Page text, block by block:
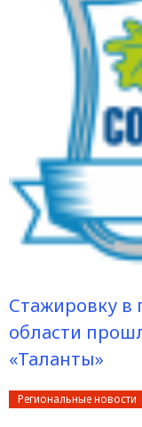
Стажировку в
области
«Таланты»
Региональные новости